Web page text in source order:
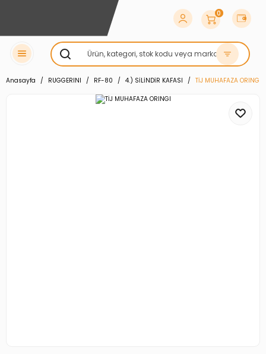
0
Anasayfa RUGGERINI RF-80 4.) SİLİNDİR KAFASI TİJ MUHAFAZA ORINGI